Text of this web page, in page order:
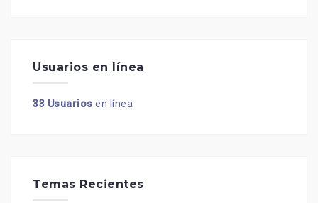
Usuarios en línea
33 Usuarios en línea
Temas Recientes